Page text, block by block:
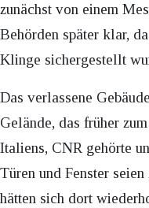
zunächst von einem
Behörden später klar,
Klinge sichergestellt
Das verlassene
Gelände, das früher
Italiens, CNR gehörte
Türen und Fenster
hätten sich dort